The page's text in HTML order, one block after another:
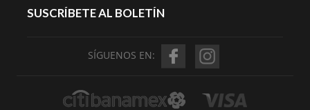
SUSCRÍBETE AL BOLETÍN
SÍGUENOS EN: